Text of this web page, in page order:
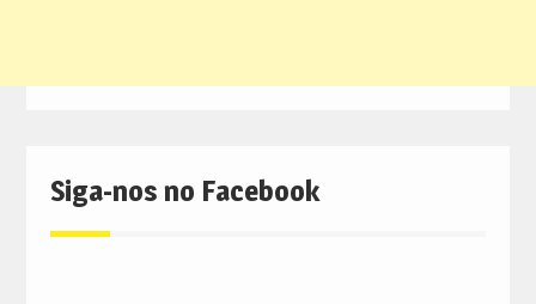
Siga-nos no Facebook